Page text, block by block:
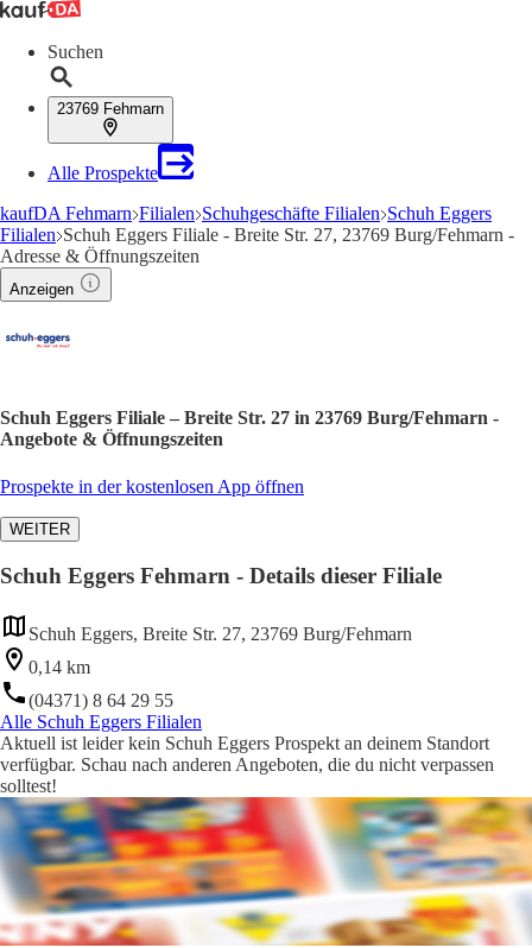
Suchen
23769 Fehmarn
Alle Prospekte
kaufDA Fehmarn Filialen Schuhgeschäfte Filialen Schuh Eggers
Filialen Schuh Eggers Filiale - Breite Str. 27, 23769 Burg/Fehmarn -
Adresse & Öffnungszeiten
Anzeigen
Schuh Eggers Filiale – Breite Str. 27 in 23769 Burg/Fehmarn -
Angebote & Öffnungszeiten
Prospekte in der kostenlosen App öffnen
WEITER
Schuh Eggers Fehmarn - Details dieser Filiale
Schuh Eggers, Breite Str. 27, 23769 Burg/Fehmarn
0,14 km
(04371) 8 64 29 55
Alle Schuh Eggers Filialen
Aktuell ist leider kein Schuh Eggers Prospekt an deinem Standort
verfügbar. Schau nach anderen Angeboten, die du nicht verpassen
solltest!